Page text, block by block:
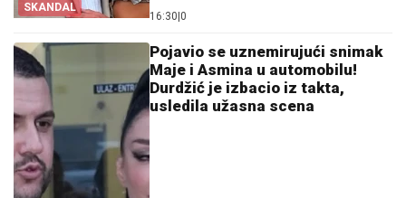
SKANDAL
16:30 0
Pojavio se uznemirujući snimak
Maje i Asmina u automobilu!
Durdžić je izbacio iz takta,
usledila užasna scena